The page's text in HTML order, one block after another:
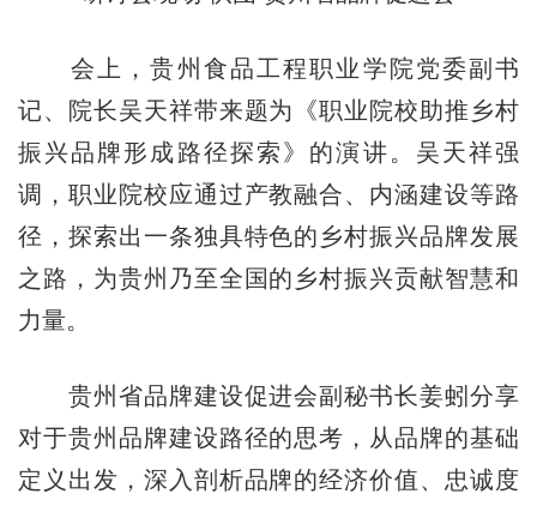
会上，贵州食品工程职业学院党委副书
记、院长吴天祥带来题为《职业院校助推乡村
振兴品牌形成路径探索》的演讲。吴天祥强
调，职业院校应通过产教融合、内涵建设等路
径，探索出一条独具特色的乡村振兴品牌发展
之路，为贵州乃至全国的乡村振兴贡献智慧和
力量。
贵州省品牌建设促进会副秘书长姜蚓分享
对于贵州品牌建设路径的思考，从品牌的基础
定义出发，深入剖析品牌的经济价值、忠诚度